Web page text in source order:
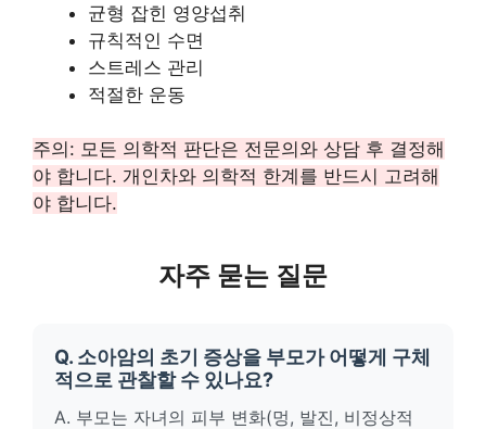
균형 잡힌 영양섭취
규칙적인 수면
스트레스 관리
적절한 운동
주의: 모든 의학적 판단은 전문의와 상담 후 결정해
야 합니다. 개인차와 의학적 한계를 반드시 고려해
야 합니다.
자주 묻는 질문
Q. 소아암의 초기 증상을 부모가 어떻게 구체
적으로 관찰할 수 있나요?
A. 부모는 자녀의 피부 변화(멍, 발진, 비정상적